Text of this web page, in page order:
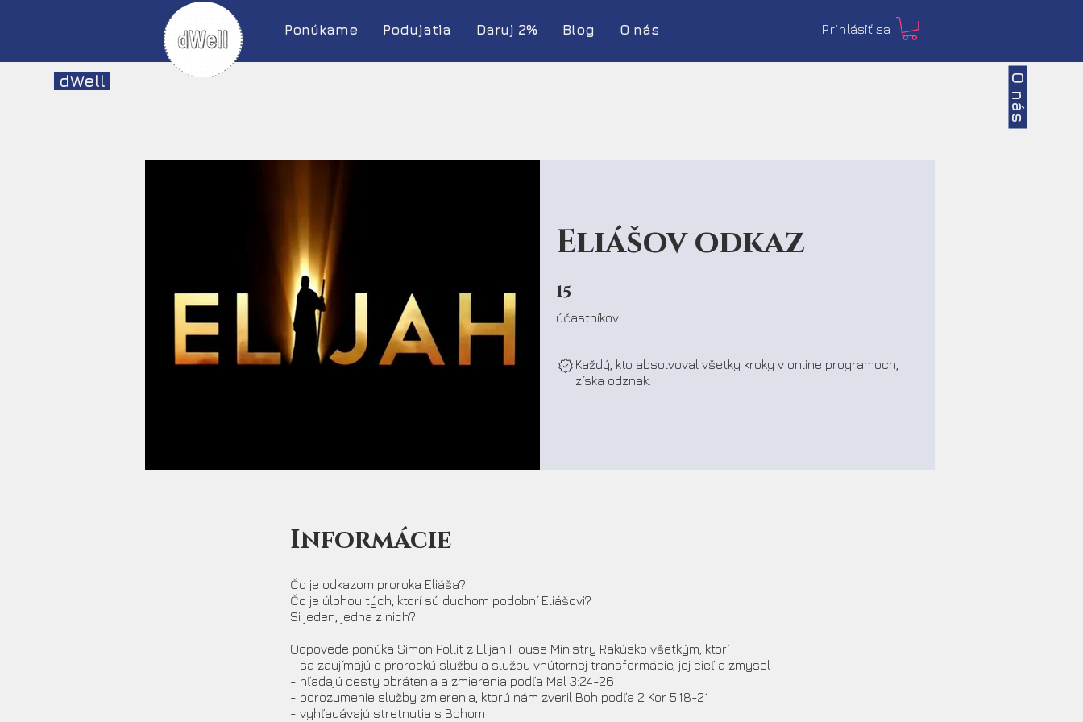
dWell O nás
Ponúkame Podujatia Daruj 2% Blog O nás Prihlásiť sa
Eliášov odkaz
15
účastníkov
15 účastníkov
Každý, kto absolvoval všetky kroky v online programoch,
získa odznak.
Informácie
Čo je odkazom proroka Eliáša?
Čo je úlohou tých, ktorí sú duchom podobní Eliášovi?
Si jeden, jedna z nich?
Odpovede ponúka Simon Pollit z Elijah House Ministry Rakúsko všetkým, ktorí
- sa zaujímajú o prorockú službu a službu vnútornej transformácie, jej cieľ a zmysel
- hľadajú cesty obrátenia a zmierenia podľa Mal 3:24-26
- porozumenie služby zmierenia, ktorú nám zveril Boh podľa 2 Kor 5:18-21
- vyhľadávajú stretnutia s Bohom